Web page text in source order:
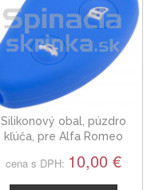
Silikonový obal, púzdro
kľúča, pre Alfa Romeo
cena s DPH: 10,00 €